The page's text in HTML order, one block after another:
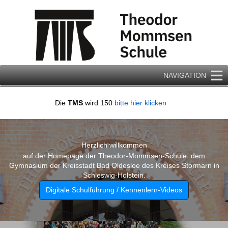
NAVIGATION
Die TMS wird 150 bitte hier klicken
Herzlich willkommen
auf der Homepage der Theodor-Mommsen-Schule, dem
Gymnasium der Kreisstadt Bad Oldesloe des Kreises Stormarn in
Schleswig-Holstein.
Digitale Schulführung / Kennenlern-Videos